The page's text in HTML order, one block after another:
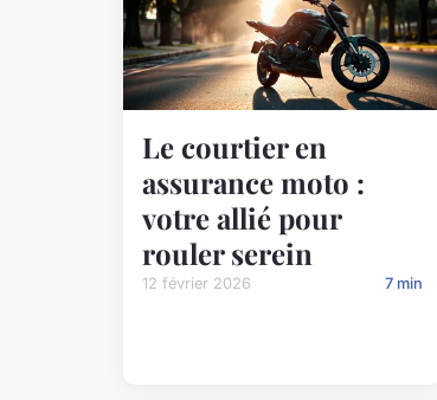
Le courtier en
assurance moto :
votre allié pour
rouler serein
12 février 2026 7 min